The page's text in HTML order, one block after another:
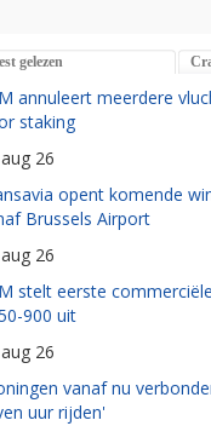
gelezen
annuleert meerdere
staking
26
opent komende
Brussels Airport
26
stelt eerste
900 uit
26
vanaf nu
uur rijden'